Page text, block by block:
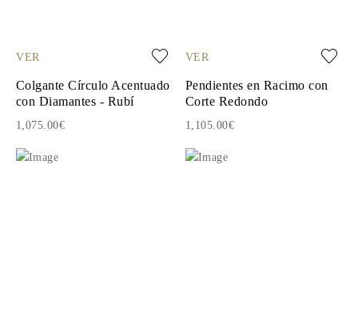
VER
Colgante Círculo Acentuado
con Diamantes - Rubí
1,075.00€
VER
Pendientes en Racimo con
Corte Redondo
1,105.00€